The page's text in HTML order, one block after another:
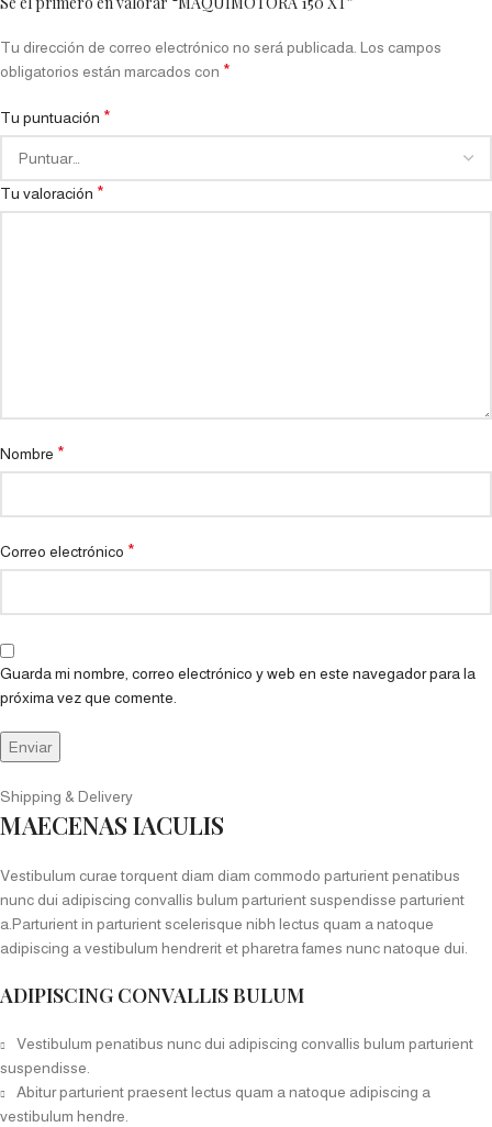
Tu dirección de correo electrónico no será publicada. Los campos
obligatorios están marcados con *
Tu puntuación *
Tu valoración *
Nombre *
Correo electrónico *
Guarda mi nombre, correo electrónico y web en este navegador para la
próxima vez que comente.
Shipping & Delivery
MAECENAS IACULIS
Vestibulum curae torquent diam diam commodo parturient penatibus
nunc dui adipiscing convallis bulum parturient suspendisse parturient
a.Parturient in parturient scelerisque nibh lectus quam a natoque
adipiscing a vestibulum hendrerit et pharetra fames nunc natoque dui.
ADIPISCING CONVALLIS BULUM
Vestibulum penatibus nunc dui adipiscing convallis bulum parturient
suspendisse.
Abitur parturient praesent lectus quam a natoque adipiscing a
vestibulum hendre.